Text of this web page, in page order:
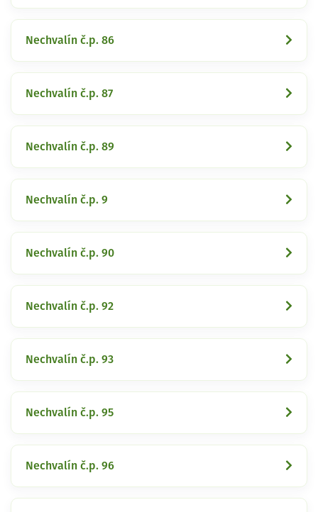
Nechvalín č.p. 86
Nechvalín č.p. 87
Nechvalín č.p. 89
Nechvalín č.p. 9
Nechvalín č.p. 90
Nechvalín č.p. 92
Nechvalín č.p. 93
Nechvalín č.p. 95
Nechvalín č.p. 96